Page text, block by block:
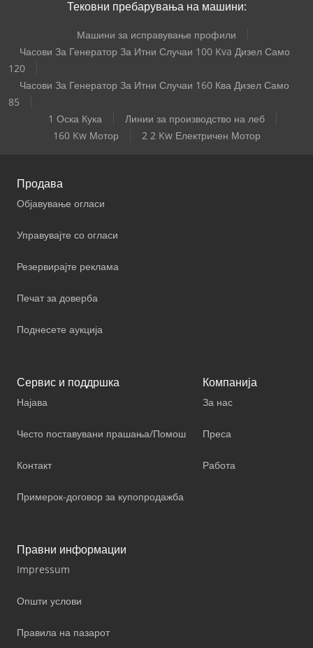
Тековни пребарувања на машини:
Машини за исправување профили
Часови За Генератор За Итни Случаи 100 Kva Дизел Само
120
Часови За Генератор За Итни Случаи 160 Ква Дизел Само
85
1 Оска Кука
Линии за производство на леб
160 Kw Мотор
2 2 Kw Електричен Мотор
Продава
Објавување огласи
Управувајте со огласи
Резервирајте реклама
Печат за доверба
Поднесете аукција
Сервис и поддршка
Најава
Често поставувани прашања/Помош
Контакт
Примерок-договор за купопродажба
Компанија
За нас
Преса
Работа
Правни информации
Impressum
Општи услови
Правила на пазарот